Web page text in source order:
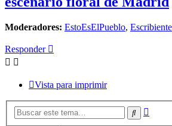
Moderadores: EstoEsElPueblo, Escribiente
Responder
Vista para imprimir
Buscar